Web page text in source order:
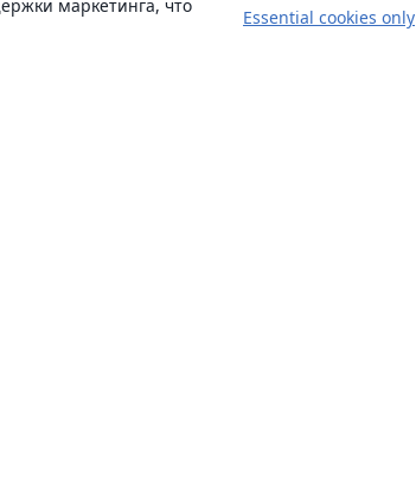
маркетинга, что
Essential cookies only